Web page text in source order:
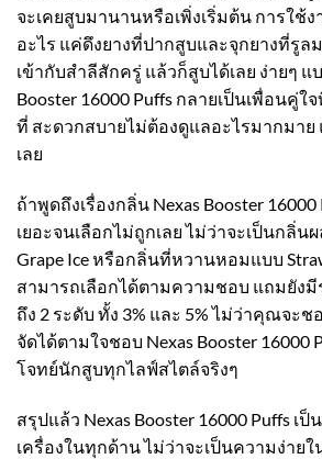
จะเคยสูบมานานหรือเพิ่งเริ่มต้น การใช้
อะไร แค่ดึงยางที่ปากสูบและจุกยางที่รูล
เข้ากับสำลีสักครู่ แล้วก็สูบได้เลย ง่ายๆ แ
Booster 16000 Puffs กลายเป็นเพื่อนคู่
ที่ สะดวกสบายไม่ต้องดูแลอะไรมากมา
เลย
ถ้าพูดถึงเรื่องกลิ่น Nexas Booster
เยอะจนเลือกไม่ถูกเลย ไม่ว่าจะเป็นกลิ่น
Grape Ice หรือกลิ่นที่หวานหอมแบบ
สามารถเลือกได้ตามความชอบ แถมยัง
ถึง 2 ระดับ ทั้ง 3% และ 5% ไม่ว่าคุณจะ
จัดได้ตามใจชอบ Nexas Booster 16000
โจทย์นักสูบทุกไลฟ์สไตล์จริงๆ
สรุปแล้ว Nexas Booster 16000 Puffs เ
เครื่องในทุกด้าน ไม่ว่าจะเป็นความง่าย